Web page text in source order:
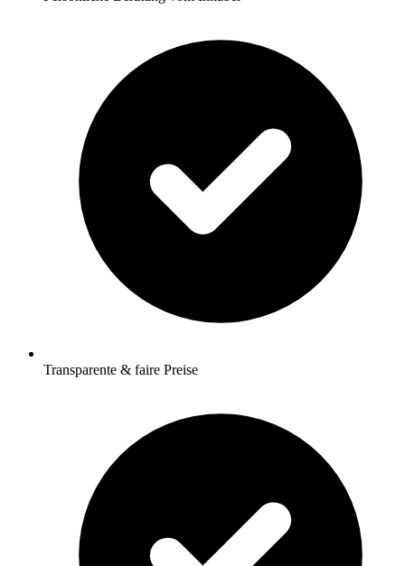
Transparente & faire Preise